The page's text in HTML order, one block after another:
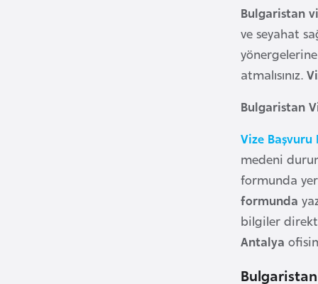
Bulgaristan
ve seyahat
atmalısınız.
Bulgaristan
Vize Başvuru
medeni
formunda
formunda
bilgiler
Antalya